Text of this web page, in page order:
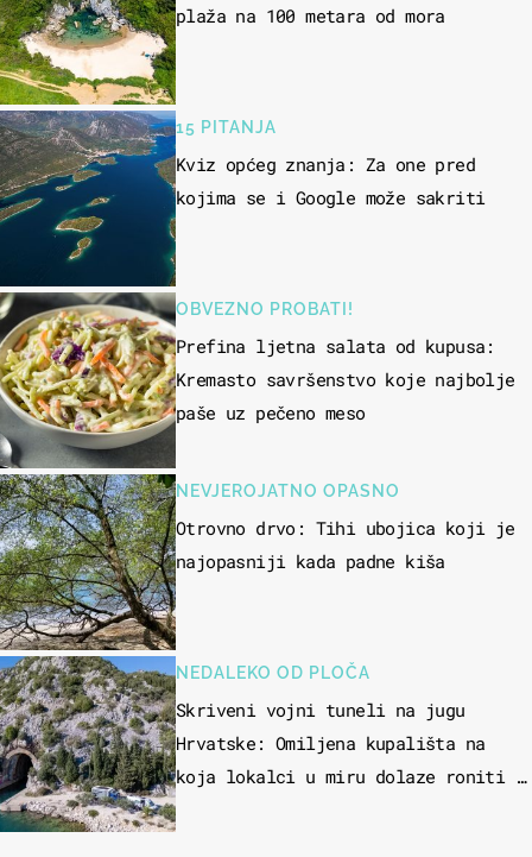
plaža na 100 metara od mora
15 PITANJA
Kviz općeg znanja: Za one pred
kojima se i Google može sakriti
OBVEZNO PROBATI!
Prefina ljetna salata od kupusa:
Kremasto savršenstvo koje najbolje
paše uz pečeno meso
NEVJEROJATNO OPASNO
Otrovno drvo: Tihi ubojica koji je
najopasniji kada padne kiša
NEDALEKO OD PLOČA
Skriveni vojni tuneli na jugu
Hrvatske: Omiljena kupališta na
koja lokalci u miru dolaze roniti i